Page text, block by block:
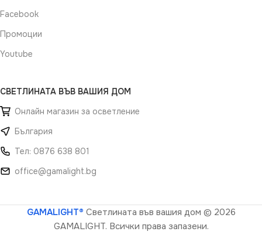
Facebook
Промоции
Youtube
СВЕТЛИНАТА ВЪВ ВАШИЯ ДОМ
Онлайн магазин за осветление
България
Тел: 0876 638 801
office@gamalight.bg
GAMALIGHT® Светлината във вашия дом © 2026
GAMALIGHT. Всички права запазени.